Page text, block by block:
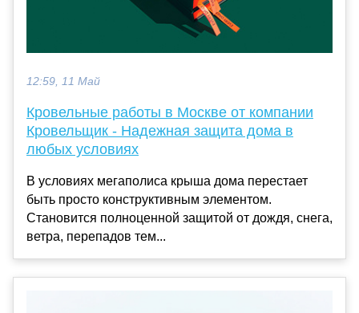
12:59, 11 Май
Кровельные работы в Москве от компании
Кровельщик - Надежная защита дома в
любых условиях
В условиях мегаполиса крыша дома перестает
быть просто конструктивным элементом.
Становится полноценной защитой от дождя, снега,
ветра, перепадов тем...